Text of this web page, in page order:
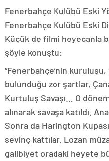
Fenerbahçe Kulübü Eski
Fenerbahçe Kulübü Eski
Küçük de filmi heyecanla
şöyle konuştu:
“Fenerbahçe’nin
bulunduğu zor şartlar,
Kurtuluş Savaşı… O
alınarak savaşa katıldı.
Sonra da Harington
sevinç kattılar. Lozan
galibiyet oradaki heyete